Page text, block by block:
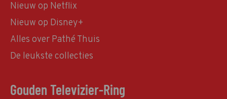
Nieuw op Netflix
Nieuw op Disney+
Alles over Pathé Thuis
De leukste collecties
Gouden Televizier-Ring